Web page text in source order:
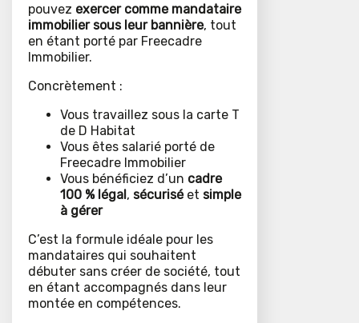
pouvez exercer comme mandataire
immobilier sous leur bannière, tout
en étant porté par Freecadre
Immobilier.
Concrètement :
Vous travaillez sous la carte T
de D Habitat
Vous êtes salarié porté de
Freecadre Immobilier
Vous bénéficiez d’un cadre
100 % légal, sécuriséet simple
à gérer
C’est la formule idéale pour les
mandataires qui souhaitent
débuter sans créer de société, tout
en étant accompagnés dans leur
montée en compétences.